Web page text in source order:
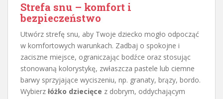
Strefa snu – komfort i
bezpieczeństwo
Utwórz strefę snu, aby Twoje dziecko mogło odpocząć
w komfortowych warunkach. Zadbaj o spokojne i
zaciszne miejsce, ograniczając bodźce oraz stosując
stonowaną kolorystykę, zwłaszcza pastele lub ciemne
barwy sprzyjające wyciszeniu, np. granaty, brązy, bordo.
Wybierz łóżko dziecięce z dobrym, oddychającym